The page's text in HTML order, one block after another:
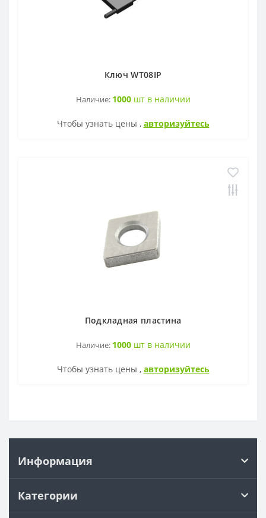
Ключ WT08IP
Наличие: 1000шт в наличии
Чтобы узнать цены , авторизуйтесь
Подкладная пластина
Наличие: 1000шт в наличии
Чтобы узнать цены , авторизуйтесь
Информация
Категории